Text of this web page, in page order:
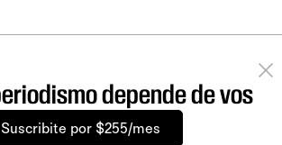
depende de vos
Suscribite por $255/mes